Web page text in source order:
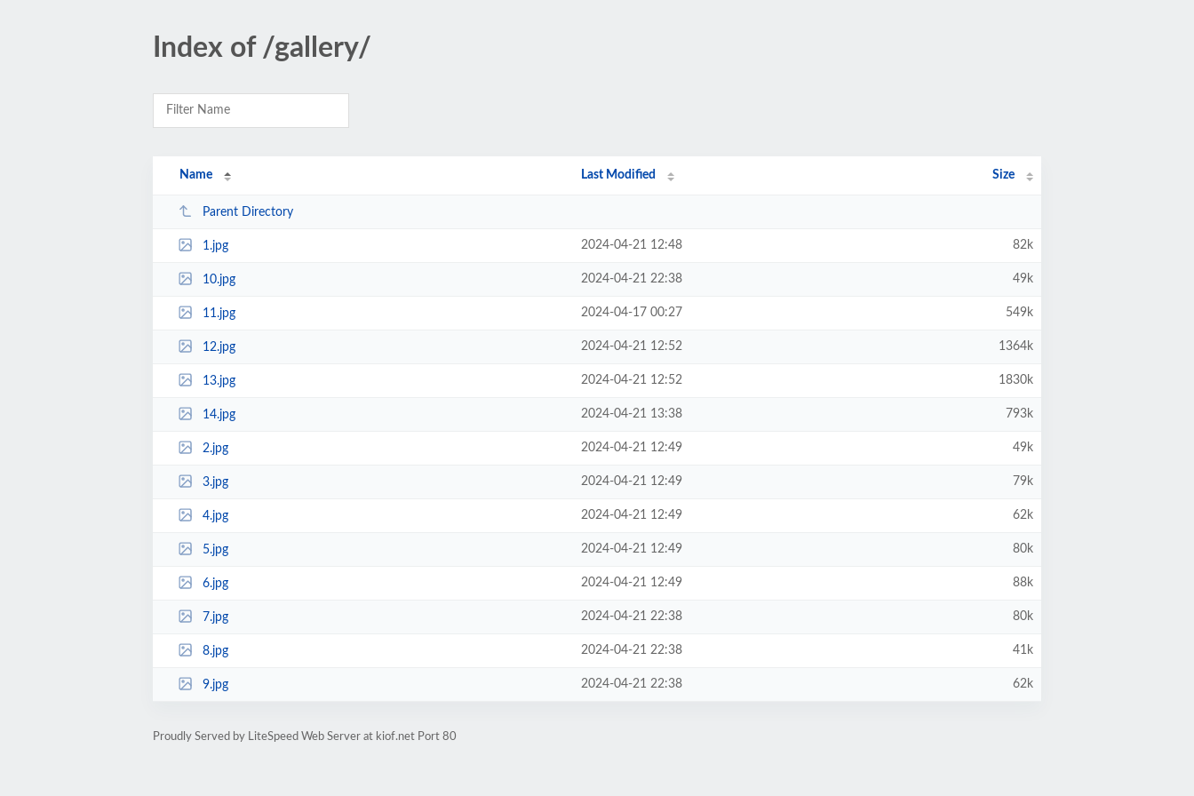
Index of /gallery/
Name Last Modified Size
Parent Directory
1.jpg 2024-04-21 12:48 82k
10.jpg 2024-04-21 22:38 49k
11.jpg 2024-04-17 00:27 549k
12.jpg 2024-04-21 12:52 1364k
13.jpg 2024-04-21 12:52 1830k
14.jpg 2024-04-21 13:38 793k
2.jpg 2024-04-21 12:49 49k
3.jpg 2024-04-21 12:49 79k
4.jpg 2024-04-21 12:49 62k
5.jpg 2024-04-21 12:49 80k
6.jpg 2024-04-21 12:49 88k
7.jpg 2024-04-21 22:38 80k
8.jpg 2024-04-21 22:38 41k
9.jpg 2024-04-21 22:38 62k
Proudly Served by LiteSpeed Web Server at kiof.net Port 80